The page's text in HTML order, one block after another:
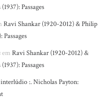
Passages
Ravi Shankar (1920-2012) & Philip
Passages
emRavi Shankar (1920-2012) &
Passages
interlúdio :. Nicholas Payton: